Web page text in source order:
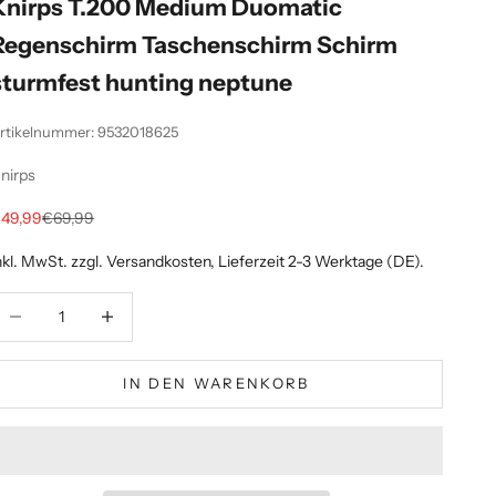
T.200 Medium Duomatic
Taschenschirm Schirm
hunting neptune
9532018625
Regulärer Preis
€69,99
MwSt. zzgl.Versandkosten, Lieferzeit 2-3 Werktage (DE).
IN DEN WARENKORB